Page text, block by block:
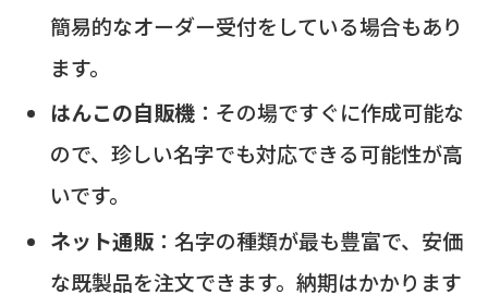
簡易的なオーダー受付をしている場合もあり
ます。
はんこの自販機：その場ですぐに作成可能な
ので、珍しい名字でも対応できる可能性が高
いです。
ネット通販：名字の種類が最も豊富で、安価
な既製品を注文できます。納期はかかります